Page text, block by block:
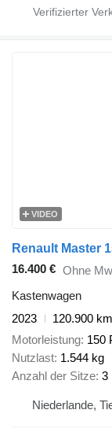
VIDEO
16.400 € Ohne
Kastenwagen
2023
120.900 km
Motorleistung 150
Nutzlast 1.544 kg
Anzahl der Sitze 3
Niederlande,